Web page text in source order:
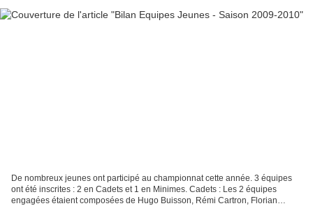
De nombreux jeunes ont participé au championnat cette année. 3 équipes
ont été inscrites : 2 en Cadets et 1 en Minimes. Cadets : Les 2 équipes
engagées étaient composées de Hugo Buisson, Rémi Cartron, Florian